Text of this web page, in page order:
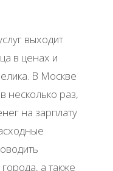
выходит
в ценах и
В Москве
несколько раз,
на зарплату
а также